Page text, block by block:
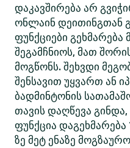
დაკავშირება არ
ონლაინ დეითინგთან
ფუნქციები გეხმარება
შეგამჩნიოს, მათ
მოგწონს. შეხვდი
შენსავით უყვართ ან
ბადმინტონის
თავის დაღწევა
ფუნქცია დაგეხმარება
ზე მეტ ენაზე